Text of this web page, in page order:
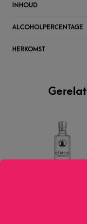
INHOUD
ALCOHOLPERCENTAGE
HERKOMST